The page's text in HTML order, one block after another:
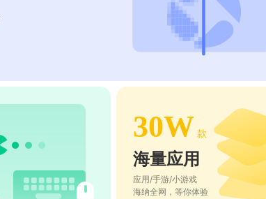
30W 款
海量应用
应用/手游/小游戏
海纳全网，等你体验